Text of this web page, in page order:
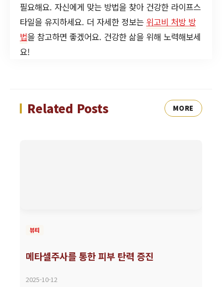
필요해요. 자신에게 맞는 방법을 찾아 건강한 라이프스
타일을 유지하세요. 더 자세한 정보는 위고비 처방 방
법을 참고하면 좋겠어요. 건강한 삶을 위해 노력해보세
요!
Related Posts MORE
뷰티
메타셀주사를 통한 피부 탄력 증진
2025-10-12